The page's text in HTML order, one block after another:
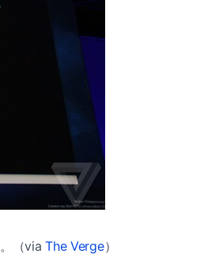
。（viaThe Verge）